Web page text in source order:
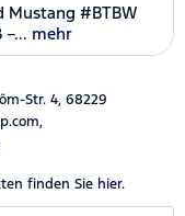
#BTBW
mehr
Str. 4, 68229
finden Sie hier.